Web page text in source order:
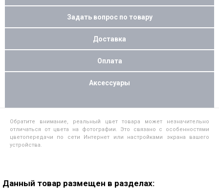
Задать вопрос по товару
Доставка
Оплата
Аксессуары
Обратите внимание, реальный цвет товара может незначительно
отличаться от цвета на фотографии. Это связано с особенностями
цветопередачи по сети Интернет или настройками экрана вашего
устройства.
Данный товар размещен в разделах: